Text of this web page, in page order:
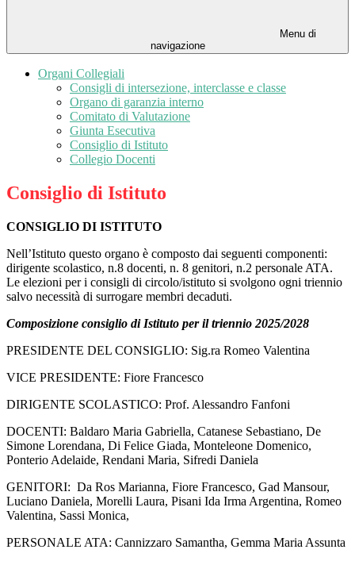
Menu di
navigazione
Organi Collegiali
Consigli di intersezione, interclasse e classe
Organo di garanzia interno
Comitato di Valutazione
Giunta Esecutiva
Consiglio di Istituto
Collegio Docenti
Consiglio di Istituto
CONSIGLIO DI ISTITUTO
Nell’Istituto questo organo è composto dai seguenti componenti:
dirigente scolastico, n.8 docenti, n. 8 genitori, n.2 personale ATA.
Le elezioni per i consigli di circolo/istituto si svolgono ogni triennio
salvo necessità di surrogare membri decaduti.
Composizione consiglio di Istituto per il triennio 2025/2028
PRESIDENTE DEL CONSIGLIO: Sig.ra Romeo Valentina
VICE PRESIDENTE: Fiore Francesco
DIRIGENTE SCOLASTICO: Prof. Alessandro Fanfoni
DOCENTI: Baldaro Maria Gabriella, Catanese Sebastiano, De
Simone Lorendana, Di Felice Giada, Monteleone Domenico,
Ponterio Adelaide, Rendani Maria, Sifredi Daniela
GENITORI: Da Ros Marianna, Fiore Francesco, Gad Mansour,
Luciano Daniela, Morelli Laura, Pisani Ida Irma Argentina, Romeo
Valentina, Sassi Monica,
PERSONALE ATA: Cannizzaro Samantha, Gemma Maria Assunta